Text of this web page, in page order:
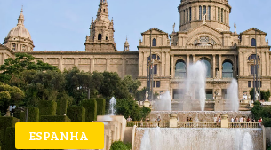
ESPANHA